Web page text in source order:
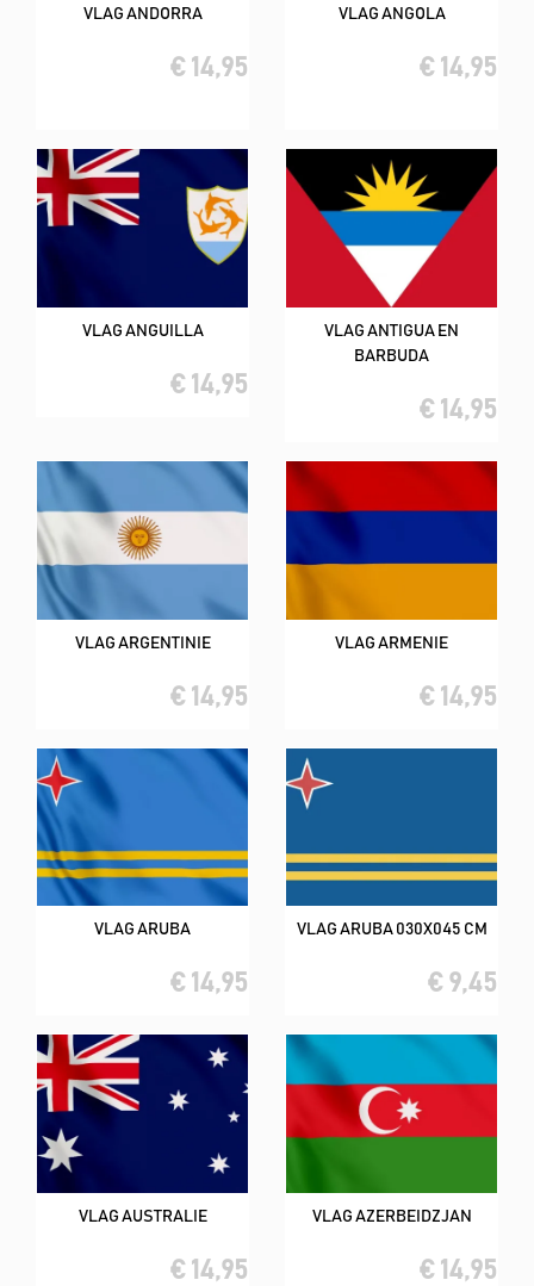
VLAG ANDORRA
€ 14,95
VLAG ANGOLA
€ 14,95
VLAG ANGUILLA
€ 14,95
VLAG ANTIGUA EN
BARBUDA
€ 14,95
VLAG ARGENTINIE
€ 14,95
VLAG ARMENIE
€ 14,95
VLAG ARUBA
€ 14,95
VLAG ARUBA 030X045 CM
€ 9,45
VLAG AUSTRALIE
€ 14,95
VLAG AZERBEIDZJAN
€ 14,95